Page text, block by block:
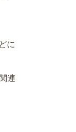
に
連